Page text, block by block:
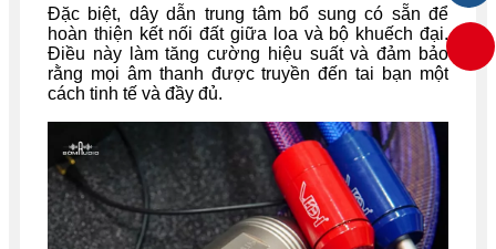
Đặc biệt, dây dẫn trung tâm bổ sung có sẵn để
hoàn thiện kết nối đất giữa loa và bộ khuếch đại.
Điều này làm tăng cường hiệu suất và đảm bảo
rằng mọi âm thanh được truyền đến tai bạn một
cách tinh tế và đầy đủ.